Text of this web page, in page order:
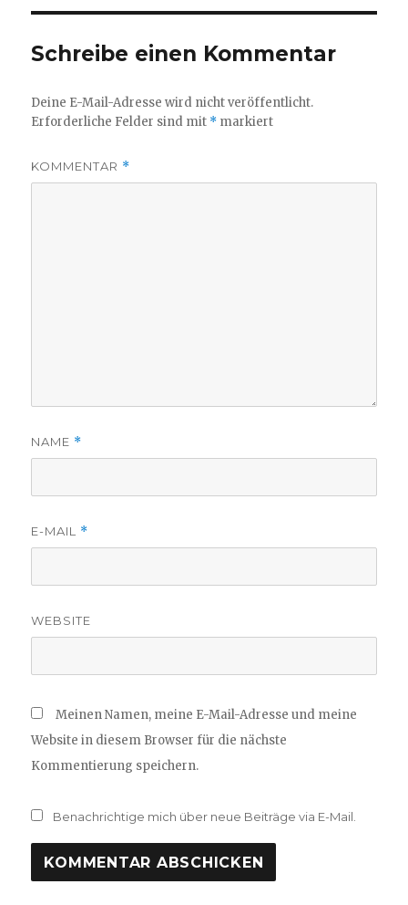
Schreibe einen Kommentar
Deine E-Mail-Adresse wird nicht veröffentlicht.
Erforderliche Felder sind mit * markiert
KOMMENTAR *
NAME *
E-MAIL *
WEBSITE
Meinen Namen, meine E-Mail-Adresse und meine
Website in diesem Browser für die nächste
Kommentierung speichern.
Benachrichtige mich über neue Beiträge via E-Mail.